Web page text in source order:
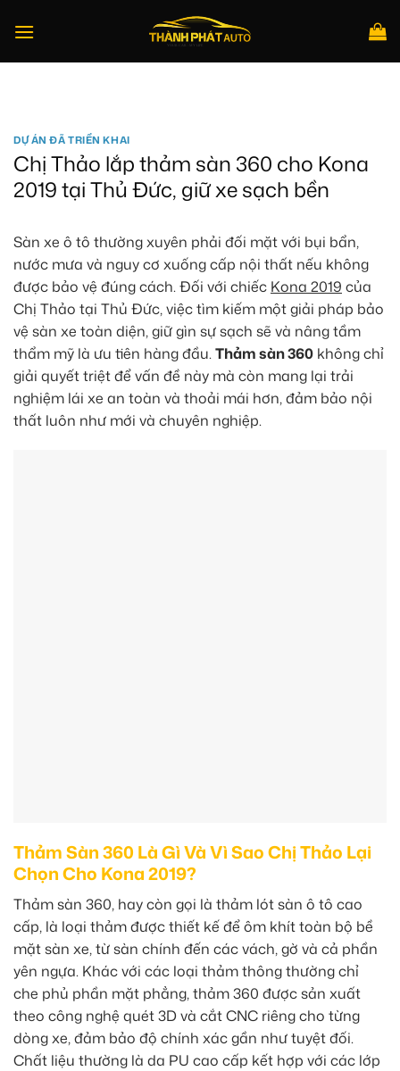
qua
DỰ ÁN ĐÃ TRIỂN KHAI
Chị Thảo lắp thảm sàn 360 cho Kona
2019 tại Thủ Đức, giữ xe sạch bền
Sàn xe ô tô thường xuyên phải đối mặt với bụi bẩn,
nước mưa và nguy cơ xuống cấp nội thất nếu không
được bảo vệ đúng cách. Đối với chiếc Kona 2019 của
Chị Thảo tại Thủ Đức, việc tìm kiếm một giải pháp bảo
vệ sàn xe toàn diện, giữ gìn sự sạch sẽ và nâng tầm
thẩm mỹ là ưu tiên hàng đầu.Thảm sàn 360 không chỉ
giải quyết triệt để vấn đề này mà còn mang lại trải
nghiệm lái xe an toàn và thoải mái hơn, đảm bảo nội
thất luôn như mới và chuyên nghiệp.
Thảm Sàn 360 Là Gì Và Vì Sao Chị Thảo Lại
Chọn Cho Kona 2019?
Thảm sàn 360, hay còn gọi là thảm lót sàn ô tô cao
cấp, là loại thảm được thiết kế để ôm khít toàn bộ bề
mặt sàn xe, từ sàn chính đến các vách, gờ và cả phần
yên ngựa. Khác với các loại thảm thông thường chỉ
che phủ phần mặt phẳng, thảm 360 được sản xuất
theo công nghệ quét 3D và cắt CNC riêng cho từng
dòng xe, đảm bảo độ chính xác gần như tuyệt đối.
Chất liệu thường là da PU cao cấp kết hợp với các lớp